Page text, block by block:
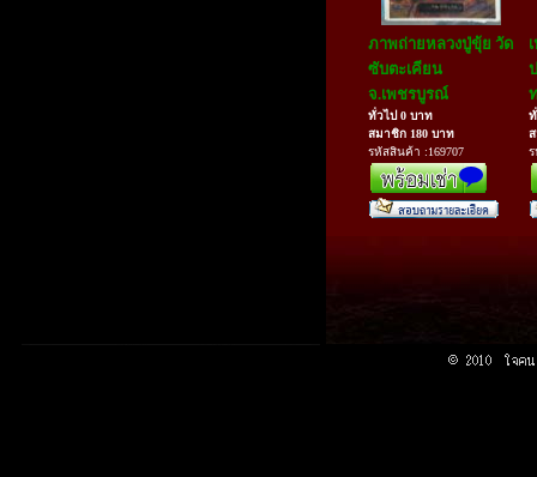
ภาพถ่ายหลวงปู่ขุ้ย วัด
ซับตะเคียน
จ.เพชรบูรณ์
ทั่วไป 0 บาท
สมาชิก 180 บาท
รหัสสินค้า :169707